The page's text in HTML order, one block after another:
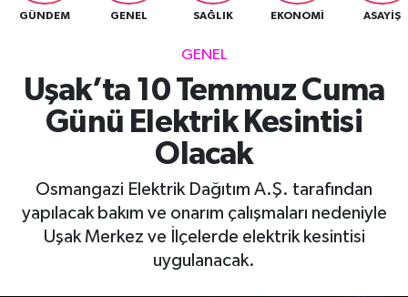
GÜNDEM GENEL SAĞLIK EKONOMI ASAYIŞ
GENEL
Uşak’ta 10 Temmuz Cuma
Günü Elektrik Kesintisi
Olacak
Osmangazi Elektrik Dağıtım A.Ş. tarafından
yapılacak bakım ve onarım çalışmaları nedeniyle
Uşak Merkez ve İlçelerde elektrik kesintisi
uygulanacak.
Trafik Durumu
Tüm Manşetler
Son Dakika Haberleri
Haber Arşivi